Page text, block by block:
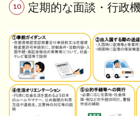
定期的な面談・行政